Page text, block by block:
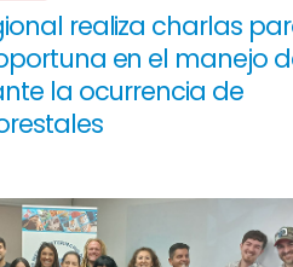
realiza charlas
en el manejo
la ocurrencia de